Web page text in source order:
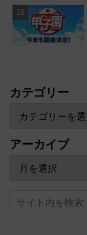
カテゴリー
アーカイブ